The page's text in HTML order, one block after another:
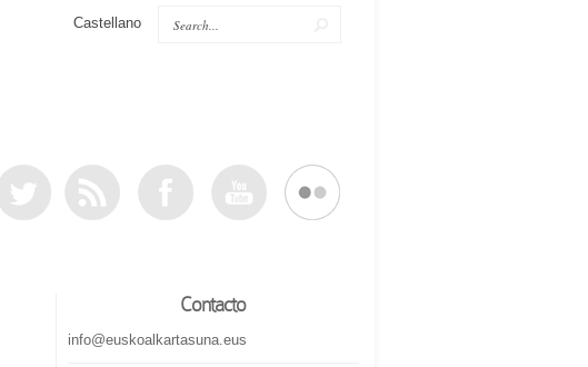
Castellano
Contacto
info@euskoalkartasuna.eus